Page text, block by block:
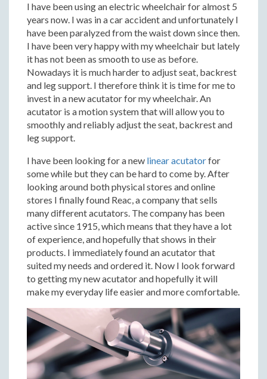
I have been using an electric wheelchair for almost 5
years now. I was in a car accident and unfortunately I
have been paralyzed from the waist down since then.
I have been very happy with my wheelchair but lately
it has not been as smooth to use as before.
Nowadays it is much harder to adjust seat, backrest
and leg support. I therefore think it is time for me to
invest in a new acutator for my wheelchair. An
acutator is a motion system that will allow you to
smoothly and reliably adjust the seat, backrest and
leg support.
I have been looking for a new linear acutatorfor
some while but they can be hard to come by. After
looking around both physical stores and online
stores I finally found Reac, a company that sells
many different acutators. The company has been
active since 1915, which means that they have a lot
of experience, and hopefully that shows in their
products. I immediately found an acutator that
suited my needs and ordered it. Now I look forward
to getting my new acutator and hopefully it will
make my everyday life easier and more comfortable.